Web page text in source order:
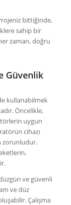
bittiğinde,
sahip bir
zaman, doğru
Güvenlik
kullanabilmek
Öncelikle,
uygun
cihazı
zorunludur.
ve güvenli
ve düz
Çalışma